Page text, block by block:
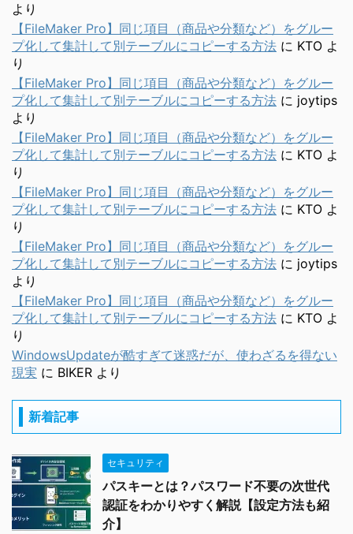
より
【FileMaker Pro】同じ項目（商品や分類など）をグルー
プ化して集計して別テーブルにコピーする方法 に KTO よ
り
【FileMaker Pro】同じ項目（商品や分類など）をグルー
プ化して集計して別テーブルにコピーする方法 に joytips
より
【FileMaker Pro】同じ項目（商品や分類など）をグルー
プ化して集計して別テーブルにコピーする方法 に KTO よ
り
【FileMaker Pro】同じ項目（商品や分類など）をグルー
プ化して集計して別テーブルにコピーする方法 に KTO よ
り
【FileMaker Pro】同じ項目（商品や分類など）をグルー
プ化して集計して別テーブルにコピーする方法 に joytips
より
【FileMaker Pro】同じ項目（商品や分類など）をグルー
プ化して集計して別テーブルにコピーする方法 に KTO よ
り
WindowsUpdateが酷すぎて迷惑だが、使わざるを得ない
現実 に BIKER より
新着記事
セキュリティ
パスキーとは？パスワード不要の次世代
認証をわかりやすく解説【設定方法も紹
介】